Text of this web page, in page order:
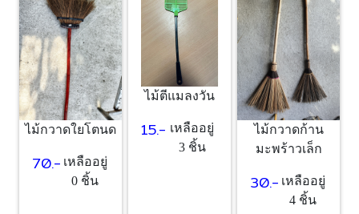
40.- เหลืออยู่
1 ชิ้น
ไม้กวาดใยโตนด
70.- เหลืออยู่
0 ชิ้น
ไม้ตีแมลงวัน
15.- เหลืออยู่
3 ชิ้น
ไม้กวาดก้าน
มะพร้าวเล็ก
30.- เหลืออยู่
4 ชิ้น